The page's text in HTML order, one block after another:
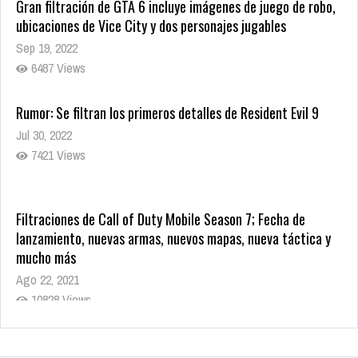
Gran filtración de GTA 6 incluye imágenes de juego de robo,
ubicaciones de Vice City y dos personajes jugables
Sep 19, 2022
6487 Views
Rumor: Se filtran los primeros detalles de Resident Evil 9
Jul 30, 2022
7421 Views
Filtraciones de Call of Duty Mobile Season 7; Fecha de
lanzamiento, nuevas armas, nuevos mapas, nueva táctica y
mucho más
Ago 22, 2021
10828 Views
La configuración de Call of Duty 2021 aparentemente ya fue